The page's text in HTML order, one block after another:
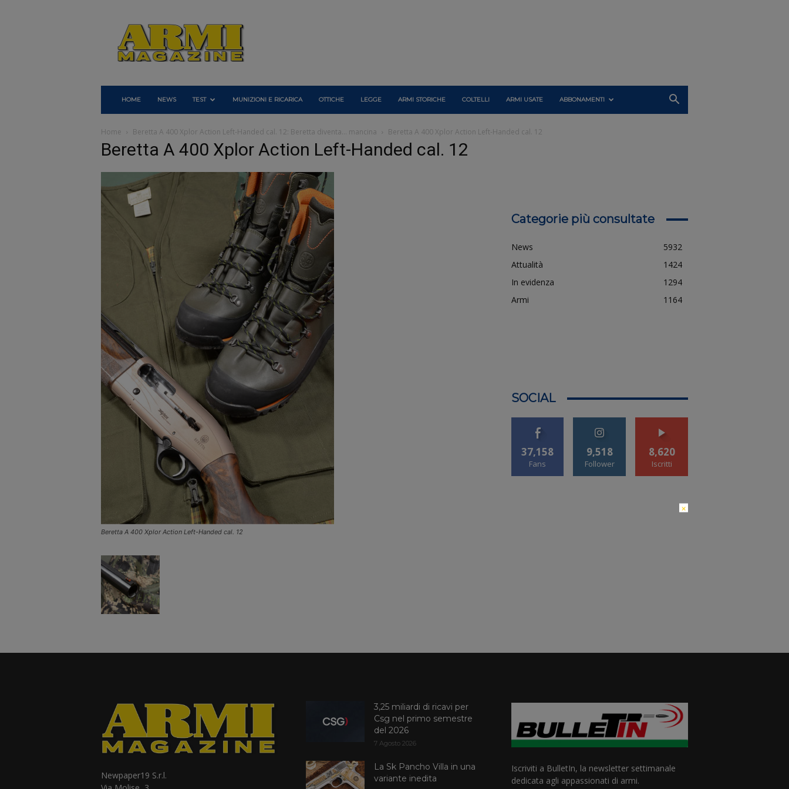
Armi
Magazine
HOME NEWS TEST MUNIZIONI E RICARICA OTTICHE LEGGE ARMI STORICHE COLTELLI ARMI USATE ABBONAMENTI
Home Beretta A 400 Xplor Action Left-Handed cal. 12: Beretta diventa… mancina Beretta A 400 Xplor Action Left-Handed cal. 12
Beretta A 400 Xplor Action Left-Handed cal. 12
Beretta A 400 Xplor Action Left-Handed cal. 12
Categorie più consultate
News
5932
Attualità
1424
In evidenza
1294
Armi
1164
SOCIAL
37,158
Fans
9,518
Follower
8,620
Iscritti
Newpaper19 S.r.l.
3,25 miliardi di ricavi per
Csg nel primo semestre
del 2026
7 Agosto 2026
La Sk Pancho Villa in una
variante inedita
Iscriviti a BulletIn, la newsletter settimanale
dedicata agli appassionati di armi.
×